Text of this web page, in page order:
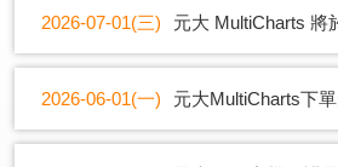
2026-07-01(三) 元大 MultiCharts 將
2026-06-01(一) 元大MultiCharts下